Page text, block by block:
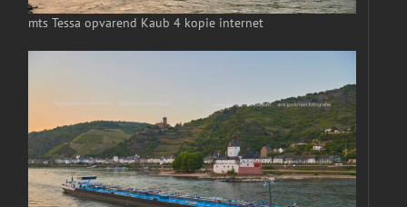
mts Tessa opvarend Kaub 4 kopie internet